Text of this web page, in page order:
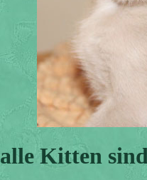
alle Kitten